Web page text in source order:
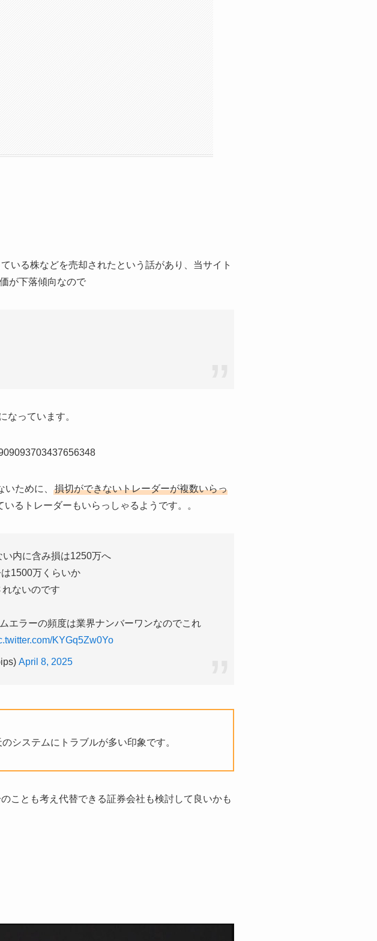
いる株などを売却されたという話があり、当サイト
が下落傾向なので
なっています。
ために、
損切ができないトレーダーが複数いらっ
るトレーダーもいらっしゃるようです。。
内に含み損は1250万へ
1500万くらいか
ないのです
エラーの頻度は業界ナンバーワンなのでこれ
KYGq5Zw0Yo
April 8, 2025
システムにトラブルが多い印象です。
ことも考え代替できる証券会社も検討して良いかも